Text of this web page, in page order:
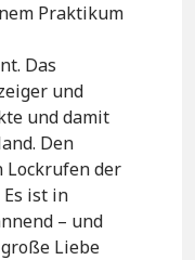
Praktikum
Das
und
und damit
Den
Lockrufen der
ist in
– und
Liebe